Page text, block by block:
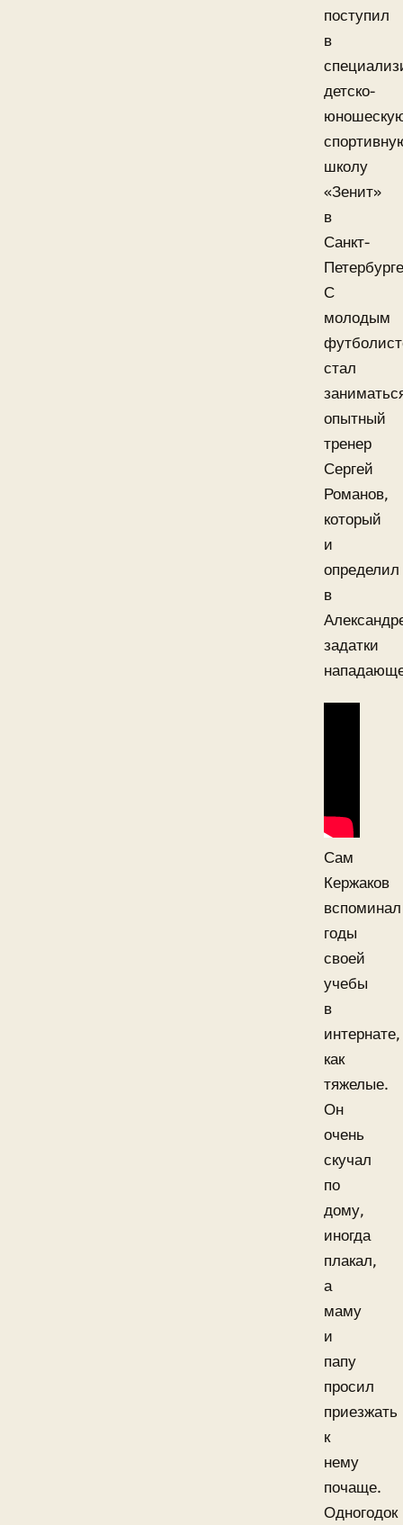
поступил
в
детско-
школу
«Зенит»
в
Санкт-
С
молодым
стал
опытный
тренер
Сергей
Романов,
который
и
определил
в
задатки
Сам
Кержаков
вспоминал
годы
своей
учебы
в
интернате,
как
тяжелые.
Он
очень
скучал
по
дому,
иногда
плакал,
а
маму
и
папу
просил
приезжать
к
нему
почаще.
Одногодок